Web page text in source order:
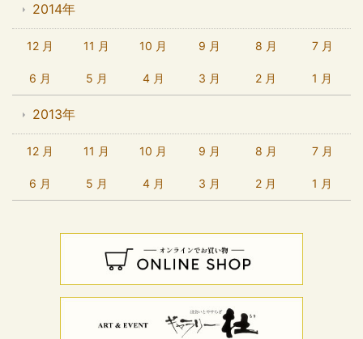
2014年
12 月 11 月 10 月 9 月 8 月 7 月
6 月 5 月 4 月 3 月 2 月 1 月
2013年
12 月 11 月 10 月 9 月 8 月 7 月
6 月 5 月 4 月 3 月 2 月 1 月